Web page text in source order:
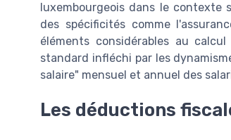
luxembourgeois dans le contexte
des spécificités comme
éléments considérables au
standard infléchi par les
salaire" mensuel et annuel des
Les déductions